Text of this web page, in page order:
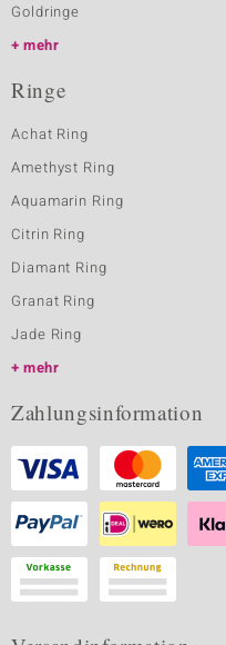
Goldringe
mehr
Ringe
Achat Ring
Amethyst Ring
Aquamarin Ring
Citrin Ring
Diamant Ring
Granat Ring
Jade Ring
mehr
Zahlungsinformation